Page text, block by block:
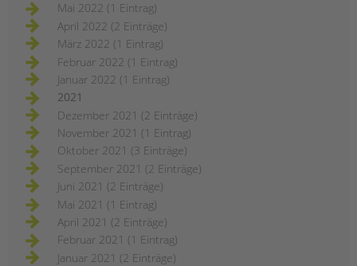
Mai 2022 (1 Eintrag)
April 2022 (2 Einträge)
März 2022 (1 Eintrag)
Februar 2022 (1 Eintrag)
Januar 2022 (1 Eintrag)
2021
Dezember 2021 (2 Einträge)
November 2021 (1 Eintrag)
Oktober 2021 (3 Einträge)
September 2021 (2 Einträge)
Juni 2021 (2 Einträge)
Mai 2021 (1 Eintrag)
April 2021 (2 Einträge)
Februar 2021 (1 Eintrag)
Januar 2021 (2 Einträge)